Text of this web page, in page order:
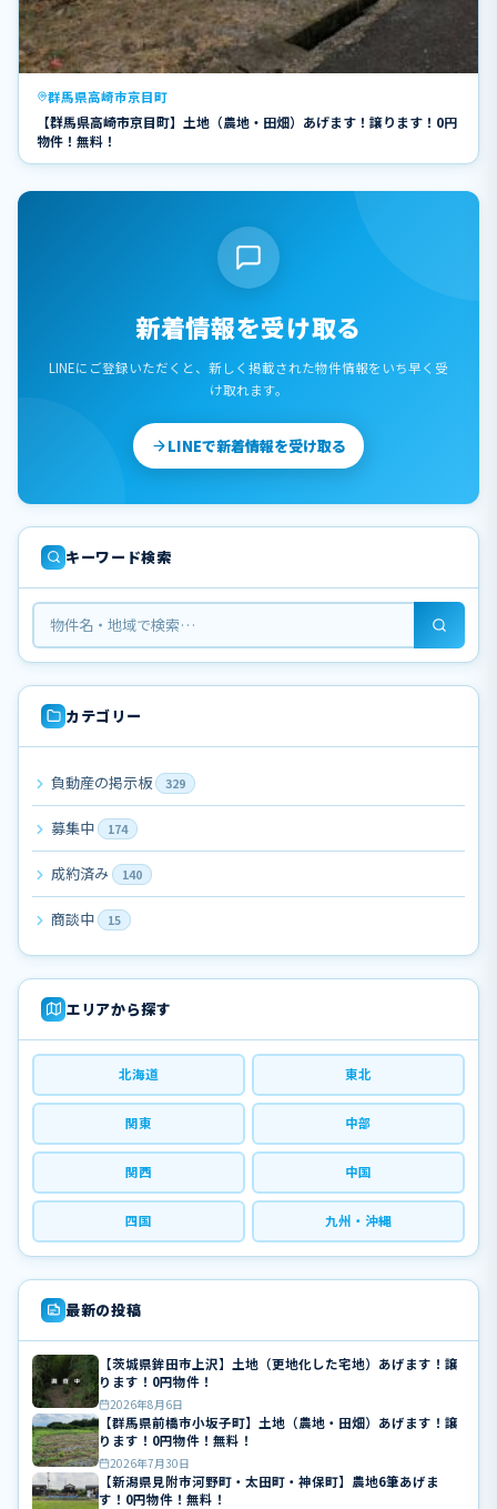
群馬県高崎市京目町
【群馬県高崎市京目町】土地（農地・田畑）あげます！譲ります！0円
物件！無料！
新着情報を受け取る
LINEにご登録いただくと、新しく掲載された物件情報をいち早く受
け取れます。
LINEで新着情報を受け取る
キーワード検索
カテゴリー
負動産の掲示板 329
募集中 174
成約済み 140
商談中 15
エリアから探す
北海道 東北
関東 中部
関西 中国
四国 九州・沖縄
最新の投稿
【茨城県鉾田市上沢】土地（更地化した宅地）あげます！譲
ります！0円物件！
2026年8月6日
【群馬県前橋市小坂子町】土地（農地・田畑）あげます！譲
ります！0円物件！無料！
2026年7月30日
【新潟県見附市河野町・太田町・神保町】農地6筆あげま
す！0円物件！無料！